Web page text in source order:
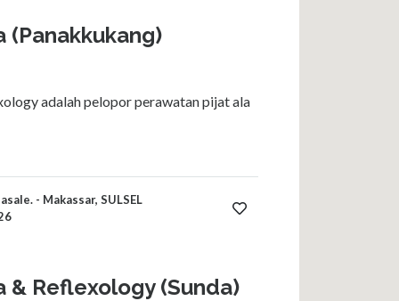
(Panakkukang)
adalah pelopor perawatan pijat ala
- Makassar, SULSEL
& Reflexology (Sunda)